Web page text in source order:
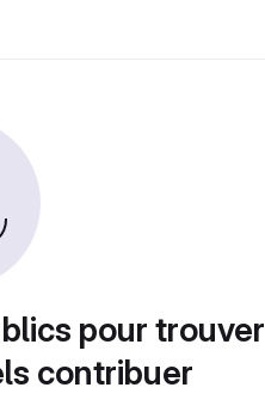
pour trouver
contribuer